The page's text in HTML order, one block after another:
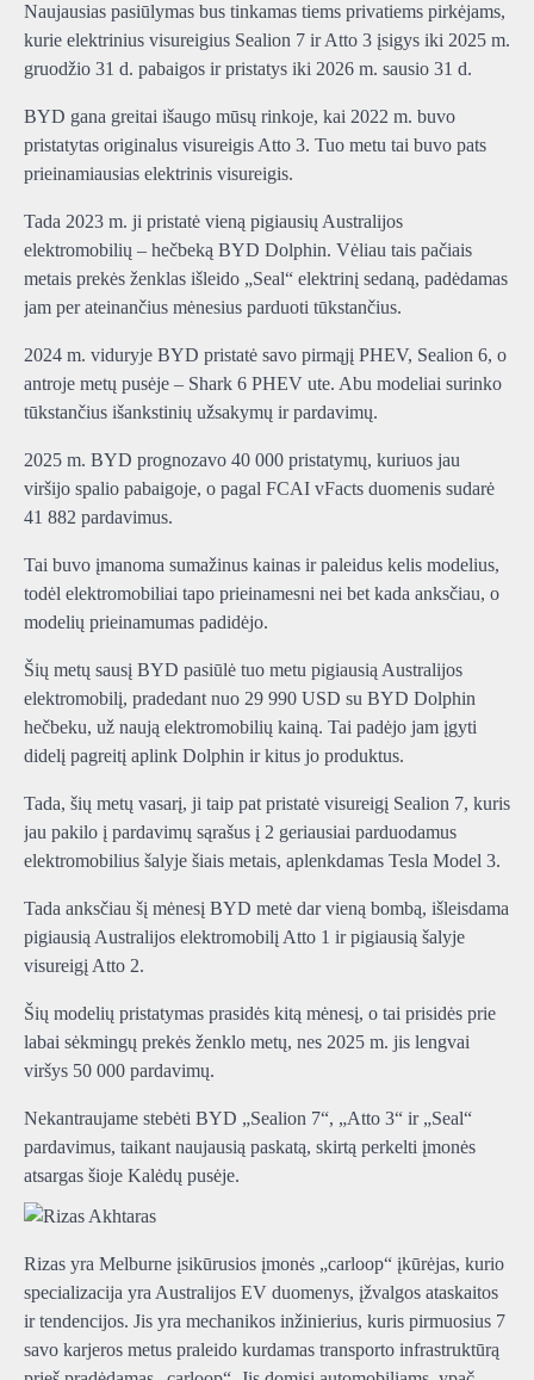
Naujausias pasiūlymas bus tinkamas tiems privatiems pirkėjams,
kurie elektrinius visureigius Sealion 7 ir Atto 3 įsigys iki 2025 m.
gruodžio 31 d. pabaigos ir pristatys iki 2026 m. sausio 31 d.
BYD gana greitai išaugo mūsų rinkoje, kai 2022 m. buvo
pristatytas originalus visureigis Atto 3. Tuo metu tai buvo pats
prieinamiausias elektrinis visureigis.
Tada 2023 m. ji pristatė vieną pigiausių Australijos
elektromobilių – hečbeką BYD Dolphin. Vėliau tais pačiais
metais prekės ženklas išleido „Seal“ elektrinį sedaną, padėdamas
jam per ateinančius mėnesius parduoti tūkstančius.
2024 m. viduryje BYD pristatė savo pirmąjį PHEV, Sealion 6, o
antroje metų pusėje – Shark 6 PHEV ute. Abu modeliai surinko
tūkstančius išankstinių užsakymų ir pardavimų.
2025 m. BYD prognozavo 40 000 pristatymų, kuriuos jau
viršijo spalio pabaigoje, o pagal FCAI vFacts duomenis sudarė
41 882 pardavimus.
Tai buvo įmanoma sumažinus kainas ir paleidus kelis modelius,
todėl elektromobiliai tapo prieinamesni nei bet kada anksčiau, o
modelių prieinamumas padidėjo.
Šių metų sausį BYD pasiūlė tuo metu pigiausią Australijos
elektromobilį, pradedant nuo 29 990 USD su BYD Dolphin
hečbeku, už naują elektromobilių kainą. Tai padėjo jam įgyti
didelį pagreitį aplink Dolphin ir kitus jo produktus.
Tada, šių metų vasarį, ji taip pat pristatė visureigį Sealion 7, kuris
jau pakilo į pardavimų sąrašus į 2 geriausiai parduodamus
elektromobilius šalyje šiais metais, aplenkdamas Tesla Model 3.
Tada anksčiau šį mėnesį BYD metė dar vieną bombą, išleisdama
pigiausią Australijos elektromobilį Atto 1 ir pigiausią šalyje
visureigį Atto 2.
Šių modelių pristatymas prasidės kitą mėnesį, o tai prisidės prie
labai sėkmingų prekės ženklo metų, nes 2025 m. jis lengvai
viršys 50 000 pardavimų.
Nekantraujame stebėti BYD „Sealion 7“, „Atto 3“ ir „Seal“
pardavimus, taikant naujausią paskatą, skirtą perkelti įmonės
atsargas šioje Kalėdų pusėje.
Rizas yra Melburne įsikūrusios įmonės „carloop“ įkūrėjas, kurio
specializacija yra Australijos EV duomenys, įžvalgos ataskaitos
ir tendencijos. Jis yra mechanikos inžinierius, kuris pirmuosius 7
savo karjeros metus praleido kurdamas transporto infrastruktūrą